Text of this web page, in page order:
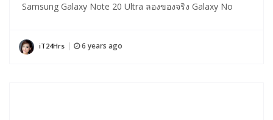
Samsung Galaxy Note 20 Ultra ลองของจริง Galaxy No
iT24Hrs 6 years ago